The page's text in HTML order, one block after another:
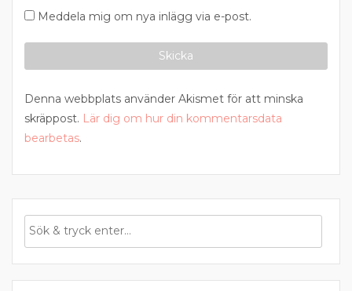
Meddela mig om nya inlägg via e-post.
Denna webbplats använder Akismet för att minska
skräppost. Lär dig om hur din kommentarsdata
bearbetas.